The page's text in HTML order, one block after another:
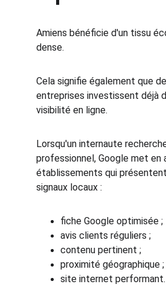
Amiens bénéficie d'un tissu
dense.
Cela signifie également que
entreprises investissent déjà
visibilité en ligne.
Lorsqu'un internaute
professionnel, Google met en
établissements qui
signaux locaux :
fiche Google optimisée ;
avis clients réguliers ;
contenu pertinent ;
proximité géographique ;
site internet performant.